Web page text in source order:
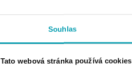
Souhlas
Tato webová stránka používá cookies